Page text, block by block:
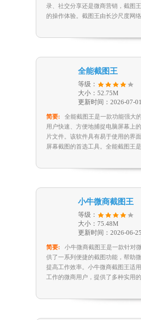
录、社交分享还是微商营销，截图
的操作体验。截图王由长沙尺度网
全能截图王
等级：
大小：52.75M
更新时间：2026-07-01
简要:
全能截图王是一款功能强大
用户快速、方便地捕捉电脑屏幕上
片文件。该软件具有易于使用的界
屏幕截图的首选工具。全能截图王
小牛微商截图王
等级：
大小：75.48M
更新时间：2026-06-25
简要:
小牛微商截图王是一款针对
供了一系列便捷的截图功能，帮助
提高工作效率。小牛微商截图王适
工作的微商用户，提供了多种实用